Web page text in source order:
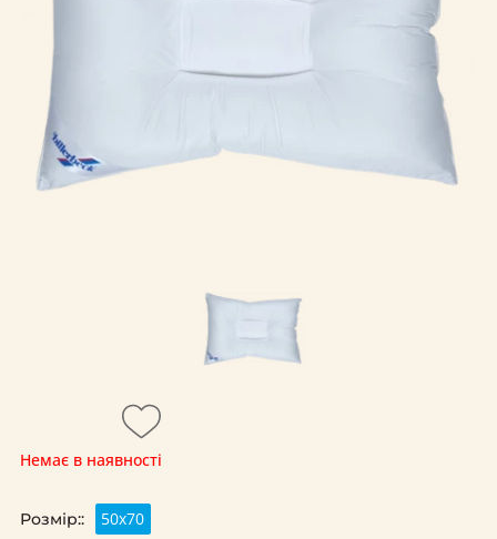
Немає в наявності
Розмір:: 50х70